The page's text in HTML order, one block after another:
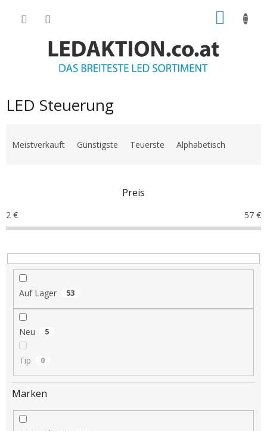
LED Steuerung
t
s
o
t
Meistverkauft Günstigste Teuerste Alphabetisch
Preis
2 € 57 €
Auf Lager 53
Neu 5
Tip 0
Marken